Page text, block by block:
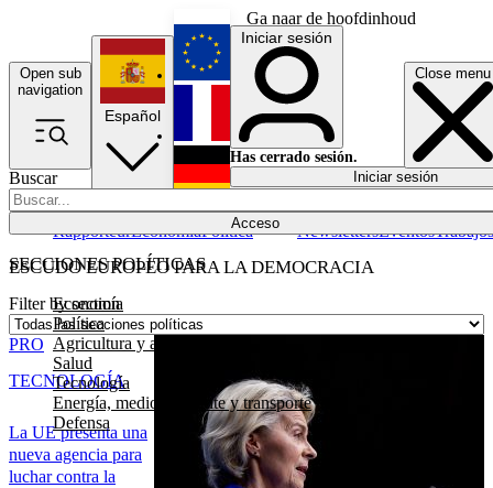
Ga naar de hoofdinhoud
Open sub
navigation
Close menu
Buscar
Acceso
SECCIONES POLÍTICAS
Economía
Política
Agricultura y alimentación
Salud
Tecnología
Energía, medio ambiente y transporte
Defensa
RapporteurEconomíaPolítica NewslettersEventosTrabajos
Español
English
Français
Iniciar sesión
Has cerrado sesión.
Iniciar sesión
ESCUDO EUROPEO PARA LA DEMOCRACIA
Filter by section
La UE presenta una
nueva agencia para
luchar contra la
PRO
TECNOLOGÍA